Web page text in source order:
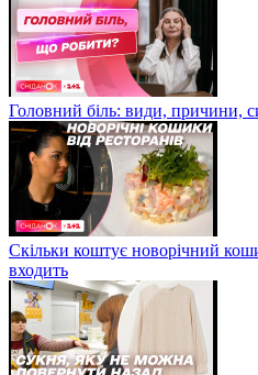
Головний біль: види, причини,
Скільки коштує новорічний
входить